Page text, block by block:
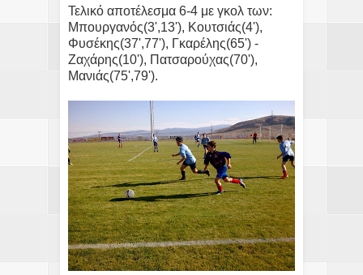
Τελικό αποτέλεσμα 6-4 με γκολ των:
Μπουργανός(3',13'), Κουτσιάς(4'),
Φυσέκης(37',77'), Γκαρέλης(65') -
Ζαχάρης(10'), Πατσαρούχας(70'),
Μανιάς(75',79').